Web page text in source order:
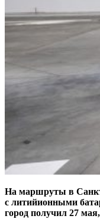
На маршруты в
с литийионными
город получил 27